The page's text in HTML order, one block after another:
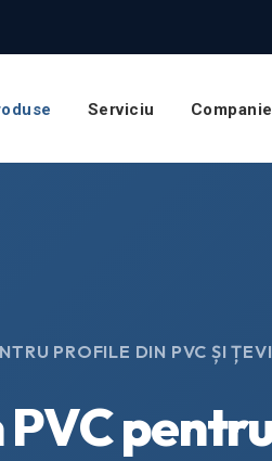
Serviciu Companie
PROFILE DIN PVC ȘI